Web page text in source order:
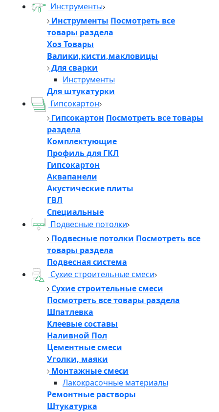
Инструменты
Инструменты Посмотреть все
товары раздела
Хоз Товары
Валики,кисти,макловицы
Для сварки
Инструменты
Для штукатурки
Гипсокартон
Гипсокартон Посмотреть все товары
раздела
Комплектующие
Профиль для ГКЛ
Гипсокартон
Аквапанели
Акустические плиты
ГВЛ
Специальные
Подвесные потолки
Подвесные потолки Посмотреть все
товары раздела
Подвесная система
Сухие строительные смеси
Сухие строительные смеси
Посмотреть все товары раздела
Шпатлевка
Клеевые составы
Наливной Пол
Цементные смеси
Уголки, маяки
Монтажные смеси
Лакокрасочные материалы
Ремонтные растворы
Штукатурка